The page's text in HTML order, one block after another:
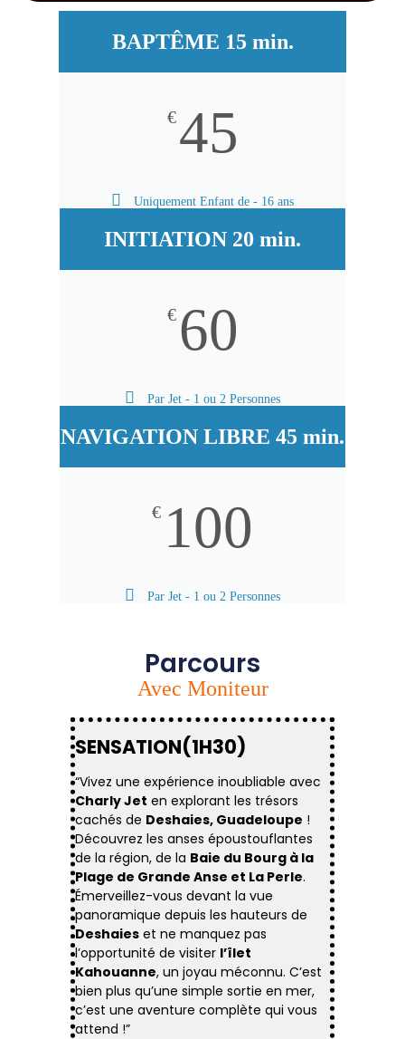
BAPTÊME 15 min.
€ 45
Uniquement Enfant de - 16 ans
INITIATION 20 min.
€ 60
Par Jet - 1 ou 2 Personnes
NAVIGATION LIBRE 45 min.
€ 100
Par Jet - 1 ou 2 Personnes
Parcours
Avec Moniteur
SENSATION(1H30)
“Vivez une expérience inoubliable avec
Charly Jet en explorant les trésors
cachés de Deshaies, Guadeloupe !
Découvrez les anses époustouflantes
de la région, de la Baie du Bourg à la
Plage de Grande Anse et La Perle.
Émerveillez-vous devant la vue
panoramique depuis les hauteurs de
Deshaies et ne manquez pas
l’opportunité de visiter l’îlet
Kahouanne, un joyau méconnu. C’est
bien plus qu’une simple sortie en mer,
c’est une aventure complète qui vous
attend !”